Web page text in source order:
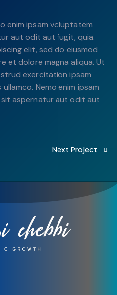
enim ipsam voluptatem
aut odit aut fugit, quia.
elit, sed do eiusmod
et dolore magna aliqua. Ut
exercitation ipsam
Nemo enim ipsam
aspernatur aut odit aut
Next Project